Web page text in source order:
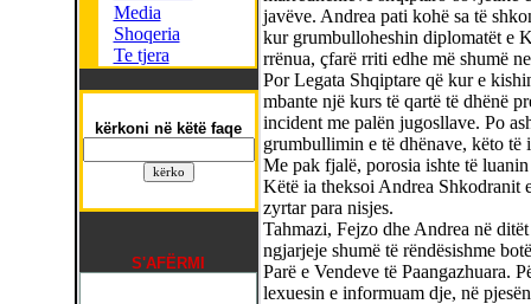
Media
Shoqeria
Te tjera
kërkoni në këtë faqe
S'AFËRMI
javëve. Andrea pati kohë sa të
kur grumbulloheshin diplomatët e
rrënua, çfarë rriti edhe më shumë
Por Legata Shqiptare që kur e
mbante një kurs të qartë të dhënë
incident me palën jugosllave. Po
grumbullimin e të dhënave, këto të
Me pak fjalë, porosia ishte të
Këtë ia theksoi Andrea Shkodranit
zyrtar para nisjes.
Tahmazi, Fejzo dhe Andrea në
ngjarjeje shumë të rëndësishme
Parë e Vendeve të Paangazhuara.
lexuesin e informuam dje, në